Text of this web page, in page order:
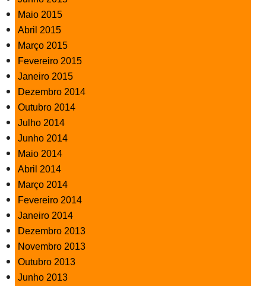
Maio 2015
Abril 2015
Março 2015
Fevereiro 2015
Janeiro 2015
Dezembro 2014
Outubro 2014
Julho 2014
Junho 2014
Maio 2014
Abril 2014
Março 2014
Fevereiro 2014
Janeiro 2014
Dezembro 2013
Novembro 2013
Outubro 2013
Junho 2013